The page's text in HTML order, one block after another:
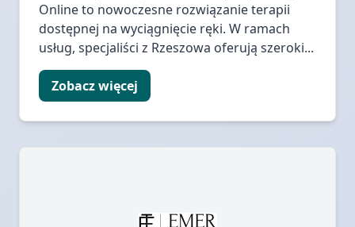
Online to nowoczesne rozwiązanie terapii
dostępnej na wyciągnięcie ręki. W ramach
usług, specjaliści z Rzeszowa oferują szeroki...
Zobacz więcej